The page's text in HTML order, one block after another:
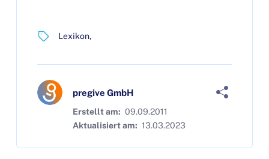
Lexikon
pregive GmbH
Erstellt am: 09.09.2011
Aktualisiert am: 13.03.2023